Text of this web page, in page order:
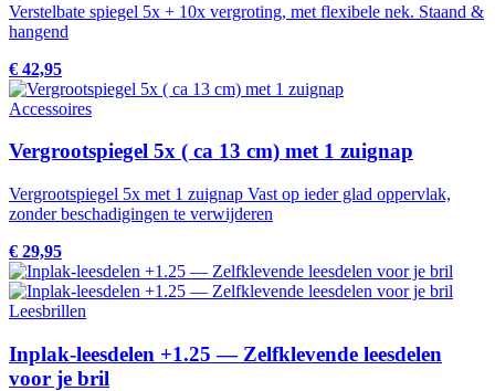
Verstelbate spiegel 5x + 10x vergroting, met flexibele nek. Staand &
hangend
€ 42,95
Accessoires
Vergrootspiegel 5x ( ca 13 cm) met 1 zuignap
Vergrootspiegel 5x met 1 zuignap Vast op ieder glad oppervlak,
zonder beschadigingen te verwijderen
€ 29,95
Leesbrillen
Inplak-leesdelen +1.25 — Zelfklevende leesdelen
voor je bril